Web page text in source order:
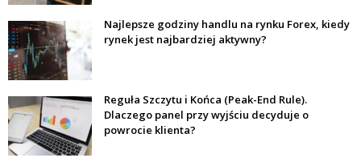
Najlepsze godziny handlu na rynku Forex, kiedy
rynek jest najbardziej aktywny?
Reguła Szczytu i Końca (Peak-End Rule).
Dlaczego panel przy wyjściu decyduje o
powrocie klienta?